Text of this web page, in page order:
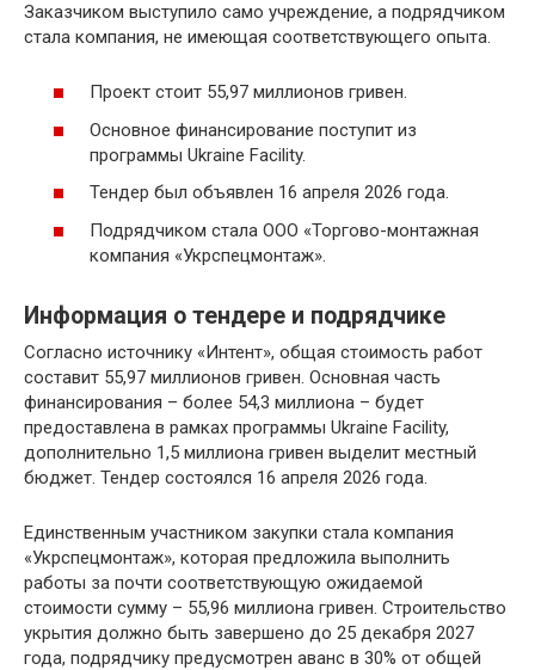
Заказчиком выступило само учреждение, а подрядчиком
стала компания, не имеющая соответствующего опыта.
Проект стоит 55,97 миллионов гривен.
Основное финансирование поступит из
программы Ukraine Facility.
Тендер был объявлен 16 апреля 2026 года.
Подрядчиком стала ООО «Торгово-монтажная
компания «Укрспецмонтаж».
Информация о тендере и подрядчике
Согласно источнику «Интент», общая стоимость работ
составит 55,97 миллионов гривен. Основная часть
финансирования – более 54,3 миллиона – будет
предоставлена в рамках программы Ukraine Facility,
дополнительно 1,5 миллиона гривен выделит местный
бюджет. Тендер состоялся 16 апреля 2026 года.
Единственным участником закупки стала компания
«Укрспецмонтаж», которая предложила выполнить
работы за почти соответствующую ожидаемой
стоимости сумму – 55,96 миллиона гривен. Строительство
укрытия должно быть завершено до 25 декабря 2027
года, подрядчику предусмотрен аванс в 30% от общей